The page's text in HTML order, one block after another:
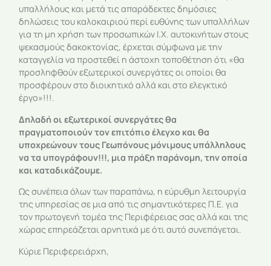
υπαλλήλους και μετά τις απαράδεκτες δημόσιες
δηλώσεις του καλοκαιριού περί ευθύνης των υπαλλήλων
για τη μη χρήση των προσωπικών Ι.Χ. αυτοκινήτων στους
ψεκασμούς δακοκτονίας, έρχεται σύμφωνα με την
καταγγελία να προστεθεί η άστοχη τοποθέτηση ότι «θα
προσληφθούν εξωτερικοί συνεργάτες οι οποίοι θα
προσφέρουν στο διοικητικό αλλά και στο ελεγκτικό
έργο»!!!.
Δηλαδή οι εξωτερικοί συνεργάτες θα
πραγματοποιούν τον επιτόπιο έλεγχο και θα
υποχρεώνουν τους Γεωπόνους μόνιμους υπάλληλους
να τα υπογράφουν!!!, μια πράξη παράνομη, την οποία
και καταδικάζουμε.
Ως συνέπεια όλων των παραπάνω, η εύρυθμη λειτουργία
της υπηρεσίας σε μια από τις σημαντικότερες Π.Ε. για
τον πρωτογενή τομέα της Περιφέρειας σας αλλά και της
χώρας επηρεάζεται αρνητικά με ότι αυτό συνεπάγεται.
Κύριε Περιφερειάρχη,